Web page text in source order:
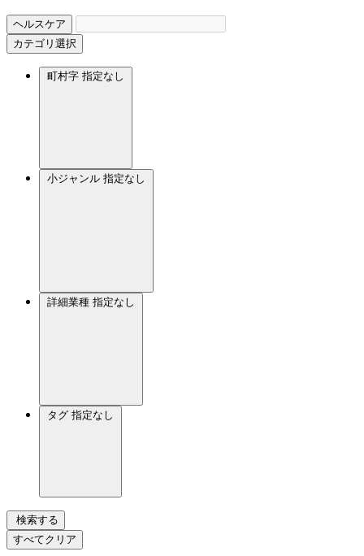
ヘルスケア
カテゴリ選択
町村字 指定なし
小ジャンル 指定なし
詳細業種 指定なし
タグ 指定なし
検索する
すべてクリア